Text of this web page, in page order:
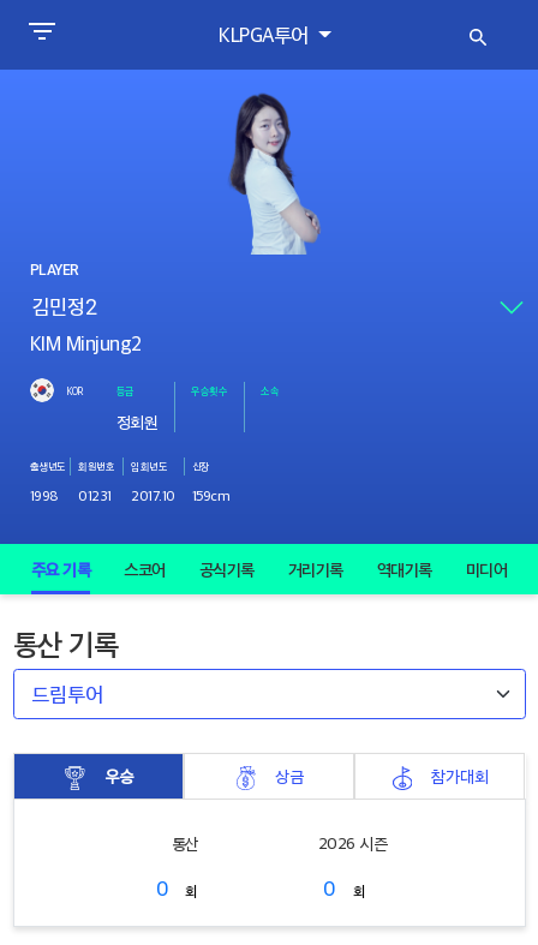
KLPGA투어
PLAYER
KIM Minjung2
KOR 등급
정회원
우승횟수 소속
출생년도
1998
회원번호
01231
입회년도
2017.10
신장
159cm
주요 기록 스코어 공식기록 거리기록 역대기록 미디어
통산 기록
우승 상금 참가대회
통산
0 회
2026 시즌
0 회